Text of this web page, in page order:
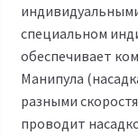
специальном
обеспечивает
Манипула
разными
проводит